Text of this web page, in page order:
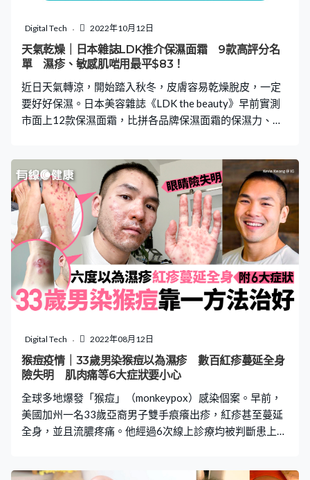
但見朋友使用後大力推薦，於是便決定買來一試。她指一
到貨便立即試用，形容塗抹後有輕微刺痛感，但很快便止
痕，於是當晚洗澡後再使用第2次。直至翌日起床，她發現
事後發文指：「當然我自己
Digital Tech 2022年10月12日
天氣乾燥｜日本雜誌LDK推介保濕面霜 9款高評分名
單 濕疹、敏感肌啱用最平$83！
近日天氣轉涼，開始踏入秋冬，皮膚容易乾燥脫皮，一定
要好好保濕。日本美容雜誌《LDK the beauty》早前實測
市面上12款保濕面霜，比拼各品牌保濕面霜的保濕力、成
Bioderma、Curél、肌研極潤等，最平只需$83。即睇名
單！ 《LDK》實測12款保濕面霜 日本美容雜誌《LDK》評
測了市面上12款保濕面霜，逐一為各款產品進行3項測
試，包括：保濕力、成分及用後感，並就此作出評分，評
分標準如下： 保濕力：保濕力是保濕面霜最著重的功效。
在這次實測中，將產品塗抹在手臂上，並用儀器測量皮膚
水分，比較前後的數值。 成分：由專家分析美容效果和所
有成分，如果保濕霜含有美膚效果會更好，有效的成分會
加分，含刺激性成分則扣分。 使用感：由於保濕面霜每日
性。 9款高評分保濕面霜 《LDK》綜合出以下9款獲A級或
B級的保濕面霜，奪得第1位的保濕面霜，保濕力強勁，性
價比十分高。排名如下： 第9位丨黑糖精 Premium Intense
Digital Tech 2022年08月12日
猴痘疫情｜33歲男染猴痘以為濕疹 數百紅疹蔓延全身
險失明 肌肉痛等6大症狀要小心
全球多地爆發「猴痘」（monkeypox）感染個案。早前，
美國加州一名33歲亞裔男子雙手痕癢出疹，紅疹甚至蔓延
全身，並且流膿疼痛。他經過6次線上診療均被判斷患上濕